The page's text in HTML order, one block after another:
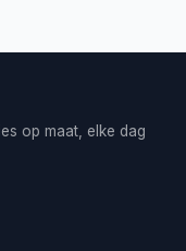
op maat, elke dag